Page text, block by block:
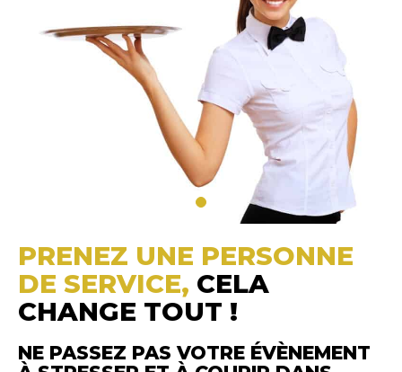
PRENEZ UNE PERSONNE
DE SERVICE, CELA
CHANGE TOUT !
NE PASSEZ PAS VOTRE ÉVÈNEMENT